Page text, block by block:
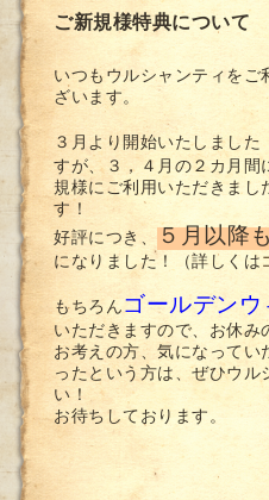
ご新規様特典について
いつもウルシャンティをご
ざいます。
３月より開始いたしました
すが、３，４月の２カ月間
規様にご利用いただきまし
す！
好評につき、
５月以降
になりました！（詳しくは
もちろん ゴールデンウ
いただきますので、お休み
お考えの方、気になってい
ったという方は、ぜひウル
い！
お待ちしております。